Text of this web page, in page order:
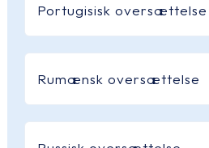
Portugisisk oversættelse
Rumænsk oversættelse